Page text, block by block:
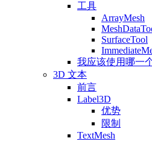
工具
ArrayMesh
SurfaceTool
我应该使用哪一
3D 文本
前言
Label3D
优势
限制
TextMesh